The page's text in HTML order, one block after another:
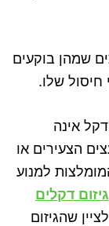
מטילה בממוצע 200 ביצים שמהן בוקעים
שלו.
אינה
הצעירים או
למנוע
דקלים
שהגיזום